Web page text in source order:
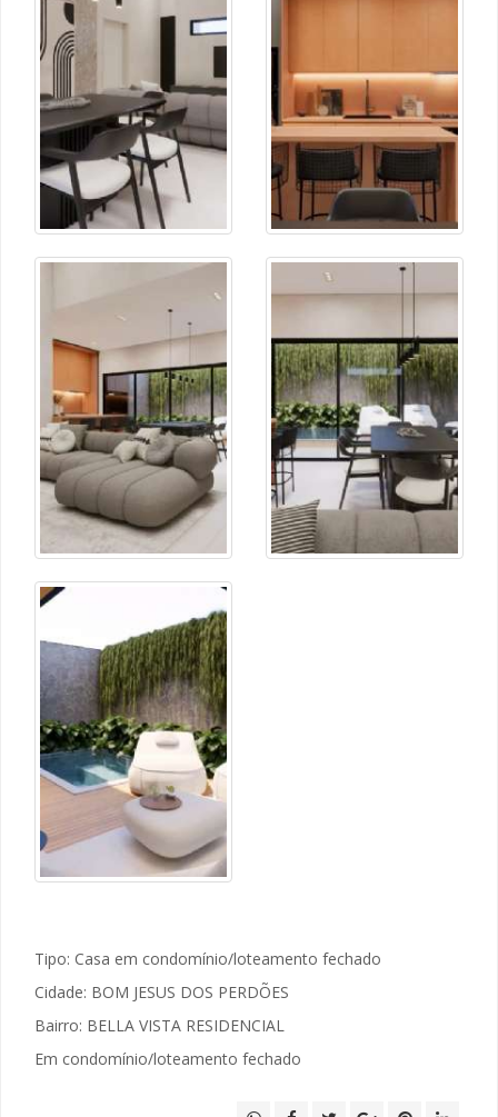
Tipo: Casa em condomínio/loteamento fechado
Cidade: BOM JESUS DOS PERDÕES
Bairro: BELLA VISTA RESIDENCIAL
Em condomínio/loteamento fechado